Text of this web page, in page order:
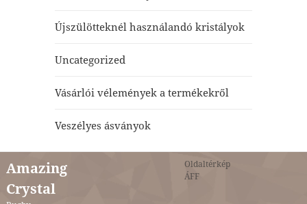
Újszülötteknél használandó kristályok
Uncategorized
Vásárlói vélemények a termékekről
Veszélyes ásványok
Amazing
Crystal
Oldaltérkép
ÁFF